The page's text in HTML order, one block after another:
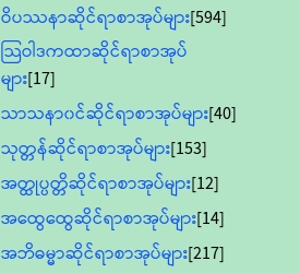
ဝိပဿနာဆိုင်ရာစာအုပ်များ[594]
သြဝါဒကထာဆိုင်ရာစာအုပ်
များ[17]
သာသနာ၀င်ဆိုင်ရာစာအုပ်များ[40]
သုတ္တန်ဆိုင်ရာစာအုပ်များ[153]
အတ္ထုပ္ပတ္တိဆိုင်ရာစာအုပ်များ[12]
အထွေထွေဆိုင်ရာစာအုပ်များ[14]
အဘိဓမ္မာဆိုင်ရာစာအုပ်များ[217]